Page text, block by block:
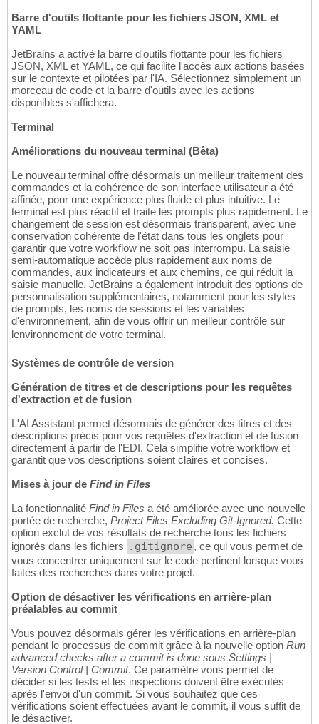
Barre d'outils flottante pour les fichiers JSON, XML et
YAML
JetBrains a activé la barre d'outils flottante pour les fichiers
JSON, XML et YAML, ce qui facilite l'accès aux actions basées
sur le contexte et pilotées par l'IA. Sélectionnez simplement un
morceau de code et la barre d'outils avec les actions
disponibles s'affichera.
Terminal
Améliorations du nouveau terminal (Bêta)
Le nouveau terminal offre désormais un meilleur traitement des
commandes et la cohérence de son interface utilisateur a été
affinée, pour une expérience plus fluide et plus intuitive. Le
terminal est plus réactif et traite les prompts plus rapidement. Le
changement de session est désormais transparent, avec une
conservation cohérente de l'état dans tous les onglets pour
garantir que votre workflow ne soit pas interrompu. La saisie
semi-automatique accède plus rapidement aux noms de
commandes, aux indicateurs et aux chemins, ce qui réduit la
saisie manuelle. JetBrains a également introduit des options de
personnalisation supplémentaires, notamment pour les styles
de prompts, les noms de sessions et les variables
d'environnement, afin de vous offrir un meilleur contrôle sur
lenvironnement de votre terminal.
Systèmes de contrôle de version
Génération de titres et de descriptions pour les requêtes
d'extraction et de fusion
L'AI Assistant permet désormais de générer des titres et des
descriptions précis pour vos requêtes d'extraction et de fusion
directement à partir de l'EDI. Cela simplifie votre workflow et
garantit que vos descriptions soient claires et concises.
Mises à jour de Find in Files
La fonctionnalité Find in Files a été améliorée avec une nouvelle
portée de recherche, Project Files Excluding Git-Ignored. Cette
option exclut de vos résultats de recherche tous les fichiers
ignorés dans les fichiers .gitignore , ce qui vous permet de
vous concentrer uniquement sur le code pertinent lorsque vous
faites des recherches dans votre projet.
Option de désactiver les vérifications en arrière-plan
préalables au commit
Vous pouvez désormais gérer les vérifications en arrière-plan
pendant le processus de commit grâce à la nouvelle option Run
advanced checks after a commit is done sous Settings |
Version Control | Commit. Ce paramètre vous permet de
décider si les tests et les inspections doivent être exécutés
après l'envoi d'un commit. Si vous souhaitez que ces
vérifications soient effectuées avant le commit, il vous suffit de
le désactiver.